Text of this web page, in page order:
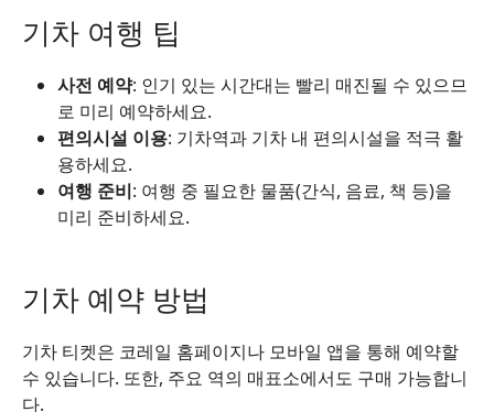
기차 여행 팁
사전 예약: 인기 있는 시간대는 빨리 매진될 수 있으므
로 미리 예약하세요.
편의시설 이용: 기차역과 기차 내 편의시설을 적극 활
용하세요.
여행 준비: 여행 중 필요한 물품(간식, 음료, 책 등)을
미리 준비하세요.
기차 예약 방법
기차 티켓은 코레일 홈페이지나 모바일 앱을 통해 예약할
수 있습니다. 또한, 주요 역의 매표소에서도 구매 가능합니
다.